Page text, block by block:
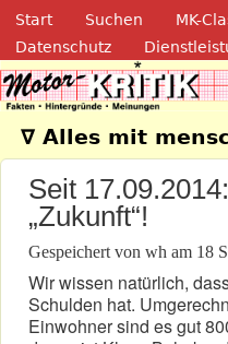
Direkt zum
Navigation
Start Suchen MK-
Datenschutz
Motor-
∇ Alles mit
Seit
„Zukunft“!
Gespeichert von wh am 18
Wir wissen natürlich,
Schulden hat.
Einwohner sind es gut